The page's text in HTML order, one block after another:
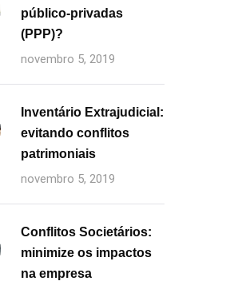
público-privadas
(PPP)?
novembro 5, 2019
Inventário Extrajudicial:
evitando conflitos
patrimoniais
novembro 5, 2019
Conflitos Societários:
minimize os impactos
na empresa